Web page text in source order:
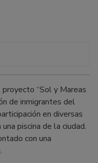
“Sol y Mareas
de inmigrantes del
en diversas
piscina de la ciudad.
con una